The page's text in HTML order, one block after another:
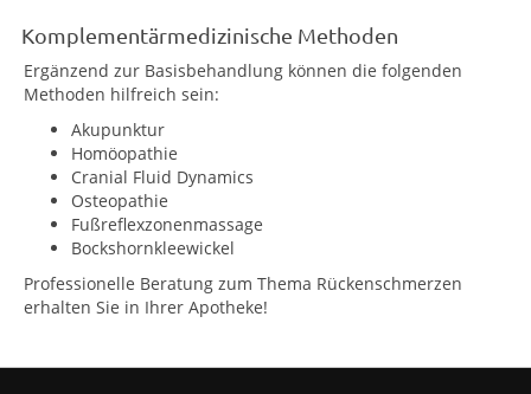
Komplementärmedizinische Methoden
Ergänzend zur Basisbehandlung können die folgenden
Methoden hilfreich sein:
Akupunktur
Homöopathie
Cranial Fluid Dynamics
Osteopathie
Fußreflexzonenmassage
Bockshornkleewickel
Professionelle Beratung zum Thema Rückenschmerzen
erhalten Sie in Ihrer Apotheke!